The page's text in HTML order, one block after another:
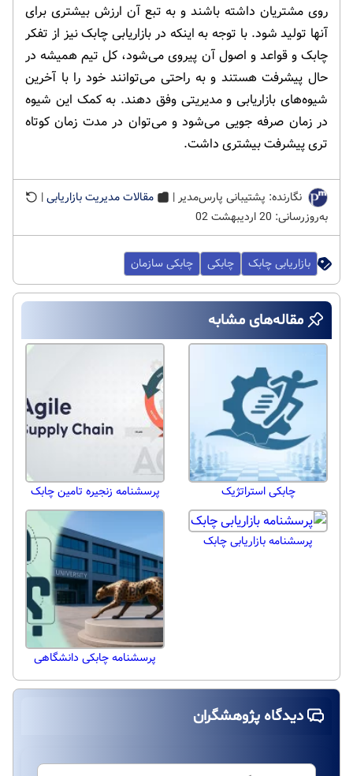
روی مشتریان داشته باشند و به تبع آن ارزش بیشتری برای
آنها تولید شود. با توجه به اینکه در بازاریابی چابک نیز از تفکر
چابک و قواعد و اصول آن پیروی می‌شود، کل تیم همیشه در
حال پیشرفت هستند و به راحتی می‌توانند خود را با آخرین
شیوه‌های بازاریابی و مدیریتی وفق دهند. به کمک این شیوه
در زمان صرفه جویی می‌شود و می‌توان در مدت زمان کوتاه
تری پیشرفت بیشتری داشت.
نگارنده: پشتیبانی پارس‌مدیر | مقالات مدیریت بازاریابی|
به‌روزرسانی: 20 اردیبهشت 02
بازاریابی چابک چابکی چابکی سازمان
مقاله‌های مشابه
چابکی استراتژیک پرسشنامه زنجیره تامین چابک
پرسشنامه بازاریابی چابک
پرسشنامه چابکی دانشگاهی
دیدگاه پژوهشگران